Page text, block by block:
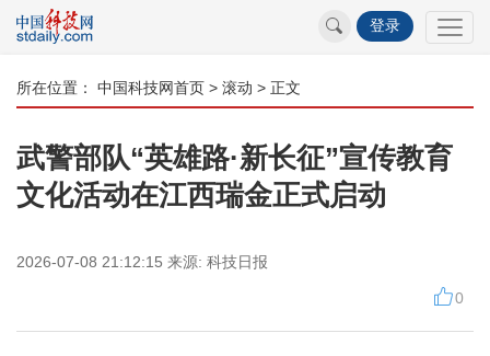
登录
所在位置： 中国科技网首页 > 滚动 > 正文
武警部队“英雄路·新长征”宣传教育
文化活动在江西瑞金正式启动
2026-07-08 21:12:15 来源: 科技日报
0